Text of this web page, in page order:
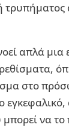
απλά μια
στο
εγκεφαλικό,
να το